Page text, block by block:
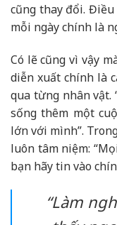
cũng thay đổi.
mỗi ngày chính là
Có lẽ cũng vì vậy
diễn xuất chính là
qua từng nhân vật.
sống thêm một
lớn với mình”.
luôn tâm niệm:
bạn hãy tin vào
“Làm